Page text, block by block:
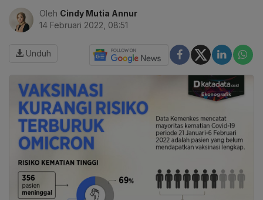
Oleh Cindy Mutia Annur
14 Februari 2022, 08:51
Unduh